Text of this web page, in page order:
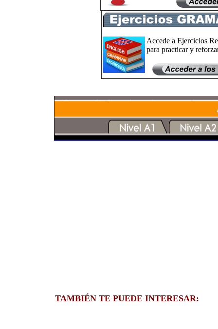
Accede a Ejercicios
para practicar y
TAMBIÉN TE PUEDE INTERESAR: